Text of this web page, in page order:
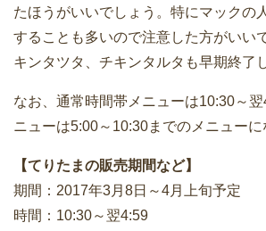
たほうがいいでしょう。特にマックの
することも多いので注意した方がいい
キンタツタ、チキンタルタも早期終了
なお、通常時間帯メニューは10:30～
ニューは5:00～10:30までのメニューに
【てりたまの販売期間など】
期間：2017年3月8日～4月上旬予定
時間：10:30～翌4:59